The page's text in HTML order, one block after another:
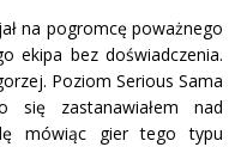
na pogromcę poważnego
ekipa bez doświadczenia.
Poziom Serious Sama
zastanawiałem nad
mówiąc gier tego typu